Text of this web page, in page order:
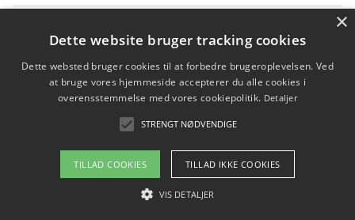
klimaændringer
Hvordan citater om fossile brændstoffer kan ændre
Copyright 2026 - Pilanto Aps
Om / kontakt
×
Dette website bruger tracking cookies
Dette websted bruger cookies til at forbedre brugeroplevelsen. Ved
at bruge vores hjemmeside accepterer du alle cookies i
overensstemmelse med vores cookiepolitik. Detaljer
STRENGT NØDVENDIGE
TILLAD COOKIES TILLAD IKKE COOKIES
VIS DETALJER